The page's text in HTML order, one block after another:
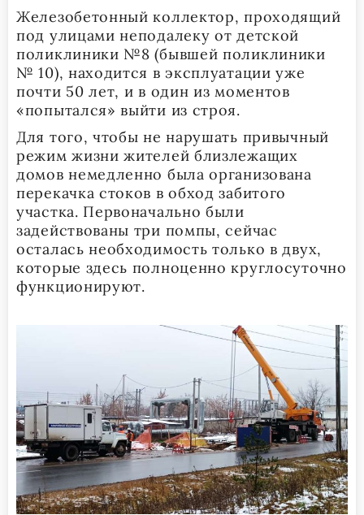
Железобетонный коллектор, проходящий
под улицами неподалеку от детской
поликлиники №8 (бывшей поликлиники
№ 10), находится в эксплуатации уже
почти 50 лет, и в один из моментов
«попытался» выйти из строя.
Для того, чтобы не нарушать привычный
режим жизни жителей близлежащих
домов немедленно была организована
перекачка стоков в обход забитого
участка. Первоначально были
задействованы три помпы, сейчас
осталась необходимость только в двух,
которые здесь полноценно круглосуточно
функционируют.